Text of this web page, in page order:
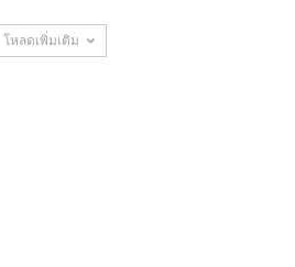
โหลดเพิ่มเติม